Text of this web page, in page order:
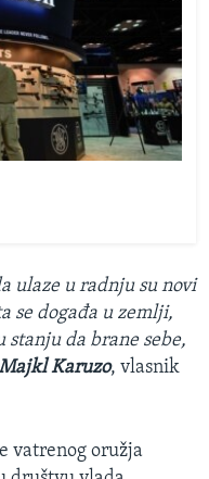
ulaze u radnju su novi
se događa u zemlji,
stanju da brane sebe,
Karuzo, vlasnik
vatrenog oružja